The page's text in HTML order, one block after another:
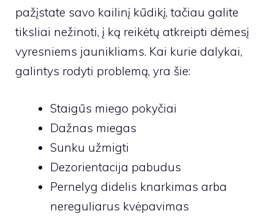
pažįstate savo kailinį kūdikį, tačiau galite
tiksliai nežinoti, į ką reikėtų atkreipti dėmesį
vyresniems jaunikliams. Kai kurie dalykai,
galintys rodyti problemą, yra šie:
Staigūs miego pokyčiai
Dažnas miegas
Sunku užmigti
Dezorientacija pabudus
Pernelyg didelis knarkimas arba
nereguliarus kvėpavimas